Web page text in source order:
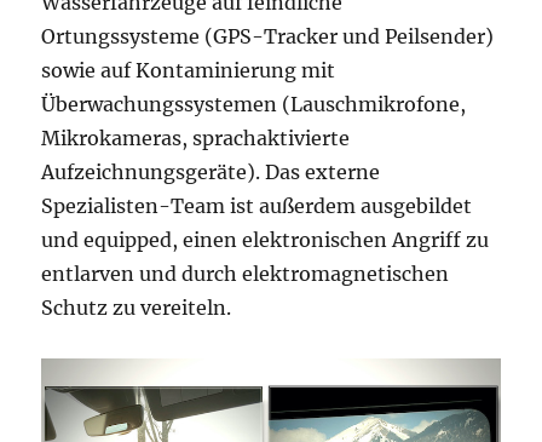
Ortungssysteme (GPS-Tracker und Peilsender)
sowie auf Kontaminierung mit
Überwachungssystemen (Lauschmikrofone,
Mikrokameras, sprachaktivierte
Aufzeichnungsgeräte). Das externe
Spezialisten-Team ist außerdem ausgebildet
und equipped, einen elektronischen Angriff zu
entlarven und durch elektromagnetischen
Schutz zu vereiteln.